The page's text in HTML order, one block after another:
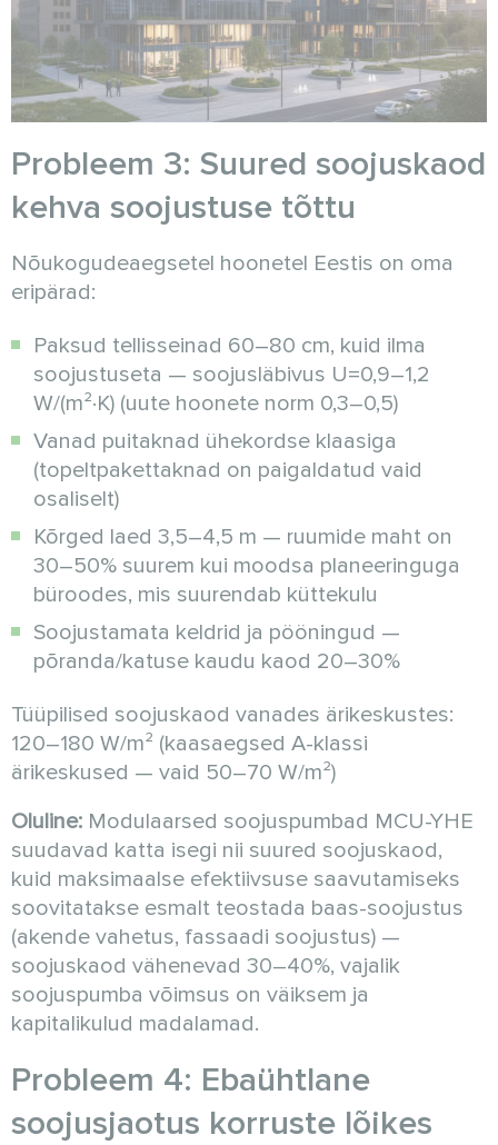
Probleem 3: Suured soojuskaod
kehva soojustuse tõttu
Nõukogudeaegsetel hoonetel Eestis on oma
eripärad:
Paksud tellisseinad 60–80 cm, kuid ilma
soojustuseta — soojusläbivus U=0,9–1,2
W/(m²·K) (uute hoonete norm 0,3–0,5)
Vanad puitaknad ühekordse klaasiga
(topeltpakettaknad on paigaldatud vaid
osaliselt)
Kõrged laed 3,5–4,5 m — ruumide maht on
30–50% suurem kui moodsa planeeringuga
büroodes, mis suurendab küttekulu
Soojustamata keldrid ja pööningud —
põranda/katuse kaudu kaod 20–30%
Tüüpilised soojuskaod vanades ärikeskustes:
120–180 W/m² (kaasaegsed A-klassi
ärikeskused — vaid 50–70 W/m²)
Oluline: Modulaarsed soojuspumbad MCU-YHE
suudavad katta isegi nii suured soojuskaod,
kuid maksimaalse efektiivsuse saavutamiseks
soovitatakse esmalt teostada baas-soojustus
(akende vahetus, fassaadi soojustus) —
soojuskaod vähenevad 30–40%, vajalik
soojuspumba võimsus on väiksem ja
kapitalikulud madalamad.
Probleem 4: Ebaühtlane
soojusjaotus korruste lõikes